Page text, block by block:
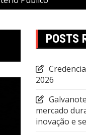
POSTS
2026
mercado
inovação e